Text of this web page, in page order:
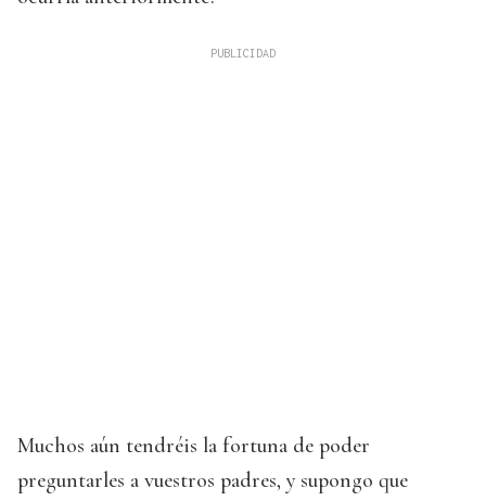
Muchos aún tendréis la fortuna de poder
preguntarles a vuestros padres, y supongo que